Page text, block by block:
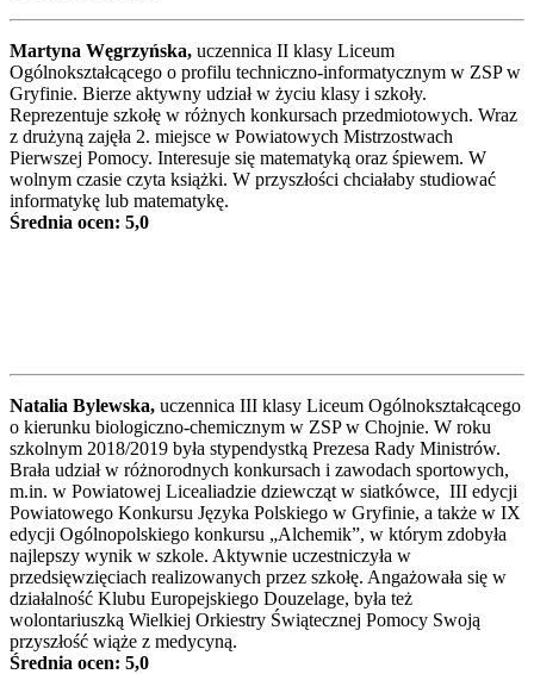
Martyna Węgrzyńska, uczennica II klasy Liceum
Ogólnokształcącego o profilu techniczno-informatycznym w ZSP w
Gryfinie. Bierze aktywny udział w życiu klasy i szkoły.
Reprezentuje szkołę w różnych konkursach przedmiotowych. Wraz
z drużyną zajęła 2. miejsce w Powiatowych Mistrzostwach
Pierwszej Pomocy. Interesuje się matematyką oraz śpiewem. W
wolnym czasie czyta książki. W przyszłości chciałaby studiować
informatykę lub matematykę.
Średnia ocen: 5,0
Natalia Bylewska, uczennica III klasy Liceum Ogólnokształcącego
o kierunku biologiczno-chemicznym w ZSP w Chojnie. W roku
szkolnym 2018/2019 była stypendystką Prezesa Rady Ministrów.
Brała udział w różnorodnych konkursach i zawodach sportowych,
m.in. w Powiatowej Licealiadzie dziewcząt w siatkówce, III edycji
Powiatowego Konkursu Języka Polskiego w Gryfinie, a także w IX
edycji Ogólnopolskiego konkursu „Alchemik”, w którym zdobyła
najlepszy wynik w szkole. Aktywnie uczestniczyła w
przedsięwzięciach realizowanych przez szkołę. Angażowała się w
działalność Klubu Europejskiego Douzelage, była też
wolontariuszką Wielkiej Orkiestry Świątecznej Pomocy Swoją
przyszłość wiąże z medycyną.
Średnia ocen: 5,0